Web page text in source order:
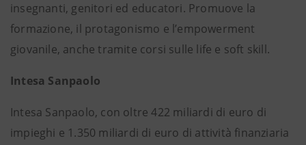
insegnanti, genitori ed educatori. Promuove la
formazione, il protagonismo e l’empowerment
giovanile, anche tramite corsi sulle life e soft skill.
Intesa Sanpaolo
Intesa Sanpaolo, con oltre 422 miliardi di euro di
impieghi e 1.350 miliardi di euro di attività finanziaria